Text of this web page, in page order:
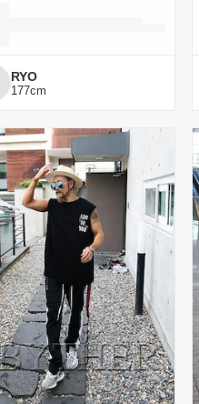
RYO
177cm